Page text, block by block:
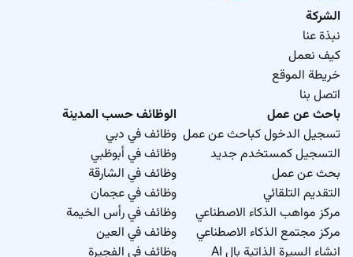
الشركة
نبذة عنا
كيف نعمل
خريطة الموقع
اتصل بنا
باحث عن عمل
تسجيل الدخول كباحث عن عمل
التسجيل كمستخدم جديد
بحث عن عمل
التقديم التلقائي
مركز مواهب الذكاء الاصطناعي
مركز مجتمع الذكاء الاصطناعي
انشاء السيرة الذاتية بال AI
الوظائف حسب المدينة
وظائف في دبي
وظائف في أبوظبي
وظائف في الشارقة
وظائف في عجمان
وظائف في رأس الخيمة
وظائف في العين
وظائف في الفجيرة